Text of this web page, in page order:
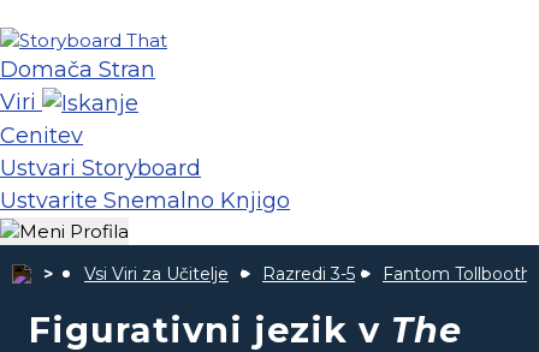
Domača Stran
Viri
Cenitev
Ustvari Storyboard
Ustvarite Snemalno Knjigo
Vsi Viri za Učitelje Razredi 3-5 Fantom Tollbooth
Figurativni jezik v The